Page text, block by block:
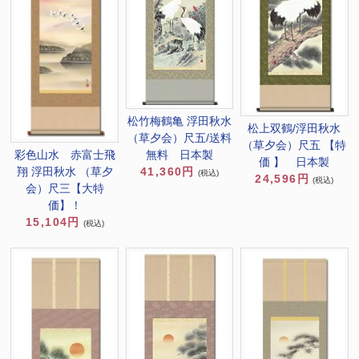
彩色山水 赤富士飛
翔 浮田秋水 （草夕
会）尺三【大特
価】！
15,104円
(税込)
松竹梅鶴亀 浮田秋水
（草夕会）尺五/送料
無料 日本製
41,360円
(税込)
松上双鶴/浮田秋水
（草夕会）尺五 【特
価 】 日本製
24,596円
(税込)